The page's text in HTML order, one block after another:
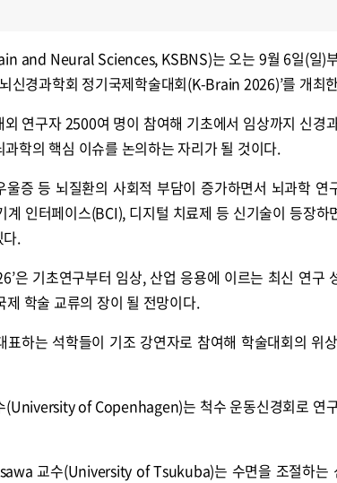
and Neural Sciences, KSBNS)는 오는 9월 6일(일)
신경과학회 정기국제학술대회(K-Brain 2026)’를 개최
연구자 2500여 명이 참여해 기초에서 임상까지 신경
학의 핵심 이슈를 논의하는 자리가 될 것이다.
증 등 뇌질환의 사회적 부담이 증가하면서 뇌과학 연
인터페이스(BCI), 디지털 치료제 등 신기술이 등장하
.
은 기초연구부터 임상, 산업 응용에 이르는 최신 연구
학술 교류의 장이 될 전망이다.
하는 석학들이 기조 강연자로 참여해 학술대회의 위
of Copenhagen)는 척수 운동신경회로 연
교수(University of Tsukuba)는 수면을 조절하는